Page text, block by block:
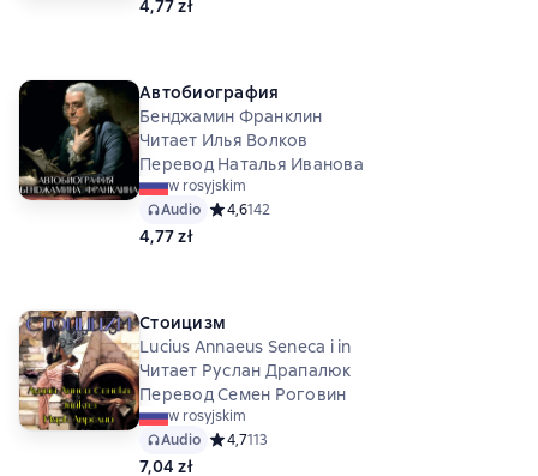
4,77 zł
Автобиография
Бенджамин Франклин
Читает Илья Волков
Перевод Наталья Иванова
w rosyjskim
Audio Средний рейтинг 4,6 на основе 142 оценок
4,6142
4,77 zł
Стоицизм
Lucius Annaeus Seneca i in
Читает Руслан Драпалюк
Перевод Семен Роговин
w rosyjskim
Audio Средний рейтинг 4,7 на основе 113 оценок
4,7113
7,04 zł